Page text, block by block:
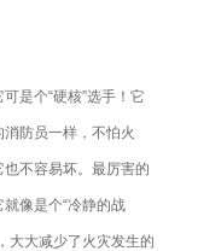
是个“硬核”选手！它
防员一样，不怕火
不容易坏。最厉害的
像是个“冷静的战
大大减少了火灾发生的